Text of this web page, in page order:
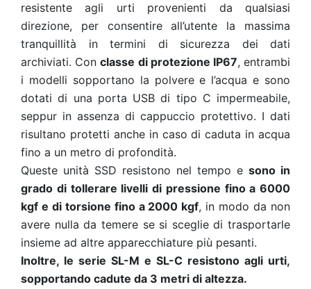
resistente agli urti provenienti da qualsiasi
direzione, per consentire all’utente la massima
tranquillità in termini di sicurezza dei dati
archiviati. Conclasse di protezione IP67, entrambi
i modelli sopportano la polvere e l’acqua e sono
dotati di una porta USB di tipo C impermeabile,
seppur in assenza di cappuccio protettivo. I dati
risultano protetti anche in caso di caduta in acqua
fino a un metro di profondità.
Queste unità SSD resistono nel tempo e sono in
grado di tollerare livelli di pressione fino a 6000
kgf e di torsione fino a 2000 kgf, in modo da non
avere nulla da temere se si sceglie di trasportarle
insieme ad altre apparecchiature più pesanti.
Inoltre, le serie SL-M e SL-C resistono agli urti,
sopportando cadute da 3 metri di altezza.